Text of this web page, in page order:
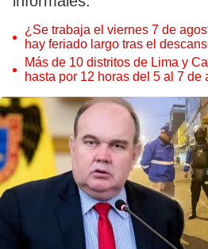
¿Se trabaja el viernes 7 de
hay feriado largo tras el
Más de 10 distritos de Lima y
hasta por 12 horas del 5 al 7 de